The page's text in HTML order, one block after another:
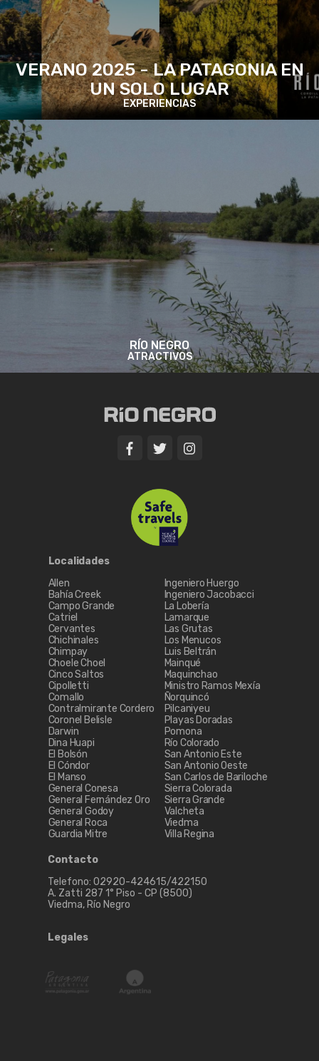
VERANO 2025 - LA PATAGONIA EN
UN SOLO LUGAR
EXPERIENCIAS
RÍO NEGRO
ATRACTIVOS
Localidades
Allen
Bahía Creek
Campo Grande
Catriel
Cervantes
Chichinales
Chimpay
Choele Choel
Cinco Saltos
Cipolletti
Comallo
Contralmirante Cordero
Coronel Belisle
Darwin
Dina Huapi
El Bolsón
El Cóndor
El Manso
General Conesa
General Fernández Oro
General Godoy
General Roca
Guardia Mitre
Ingeniero Huergo
Ingeniero Jacobacci
La Lobería
Lamarque
Las Grutas
Los Menucos
Luis Beltrán
Mainqué
Maquinchao
Ministro Ramos Mexía
Ñorquincó
Pilcaniyeu
Playas Doradas
Pomona
Río Colorado
San Antonio Este
San Antonio Oeste
San Carlos de Bariloche
Sierra Colorada
Sierra Grande
Valcheta
Viedma
Villa Regina
Contacto
Telefono: 02920-424615/422150
A. Zatti 287 1° Piso - CP (8500)
Viedma, Río Negro
Legales